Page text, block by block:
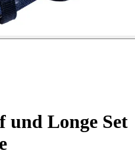
und Longe Set